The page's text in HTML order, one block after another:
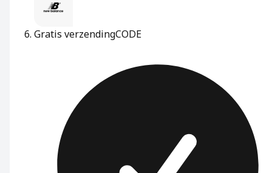
Gratis verzendingCODE